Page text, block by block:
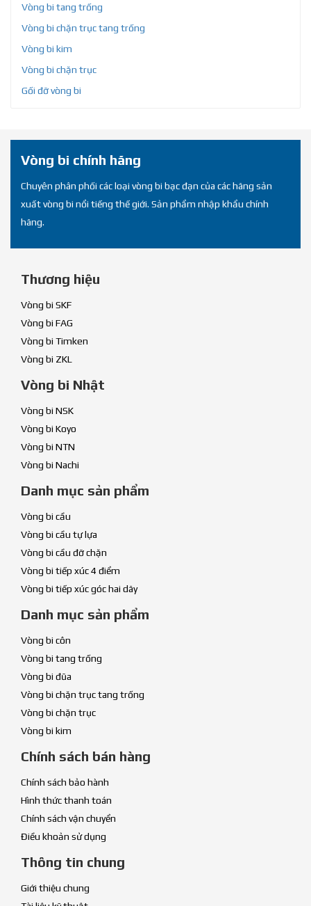
Vòng bi tang trống
Vòng bi chặn trục tang trống
Vòng bi kim
Vòng bi chặn trục
Gối đỡ vòng bi
Vòng bi chính hãng
Chuyên phân phối các loại vòng bi bạc đạn của các hãng sản
xuất vòng bi nổi tiếng thế giới. Sản phẩm nhập khẩu chính
hãng.
Thương hiệu
Vòng bi SKF
Vòng bi FAG
Vòng bi Timken
Vòng bi ZKL
Vòng bi Nhật
Vòng bi NSK
Vòng bi Koyo
Vòng bi NTN
Vòng bi Nachi
Danh mục sản phẩm
Vòng bi cầu
Vòng bi cầu tự lựa
Vòng bi cầu đỡ chặn
Vòng bi tiếp xúc 4 điểm
Vòng bi tiếp xúc góc hai dãy
Danh mục sản phẩm
Vòng bi côn
Vòng bi tang trống
Vòng bi đũa
Vòng bi chặn trục tang trống
Vòng bi chặn trục
Vòng bi kim
Chính sách bán hàng
Chính sách bảo hành
Hình thức thanh toán
Chính sách vận chuyển
Điều khoản sử dụng
Thông tin chung
Giới thiệu chung